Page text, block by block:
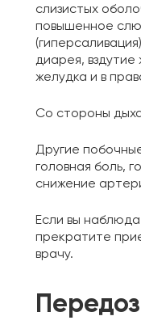
слизистых
повышенное
диарея, вздутие
желудка и в
Со стороны
Другие
головная боль,
снижение
Если вы
прекратите
врачу.